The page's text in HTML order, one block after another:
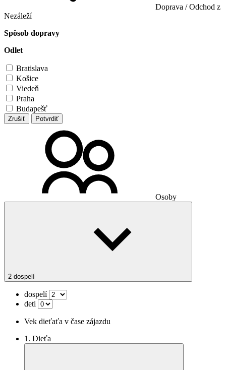
Doprava / Odchod z
Nezáleží
Spôsob dopravy
Odlet
Bratislava
Košice
Viedeň
Praha
Budapešť
Zrušiť Potvrdiť
Osoby
2 dospelí
dospelí
deti
Vek dieťaťa v čase zájazdu
1. Dieťa